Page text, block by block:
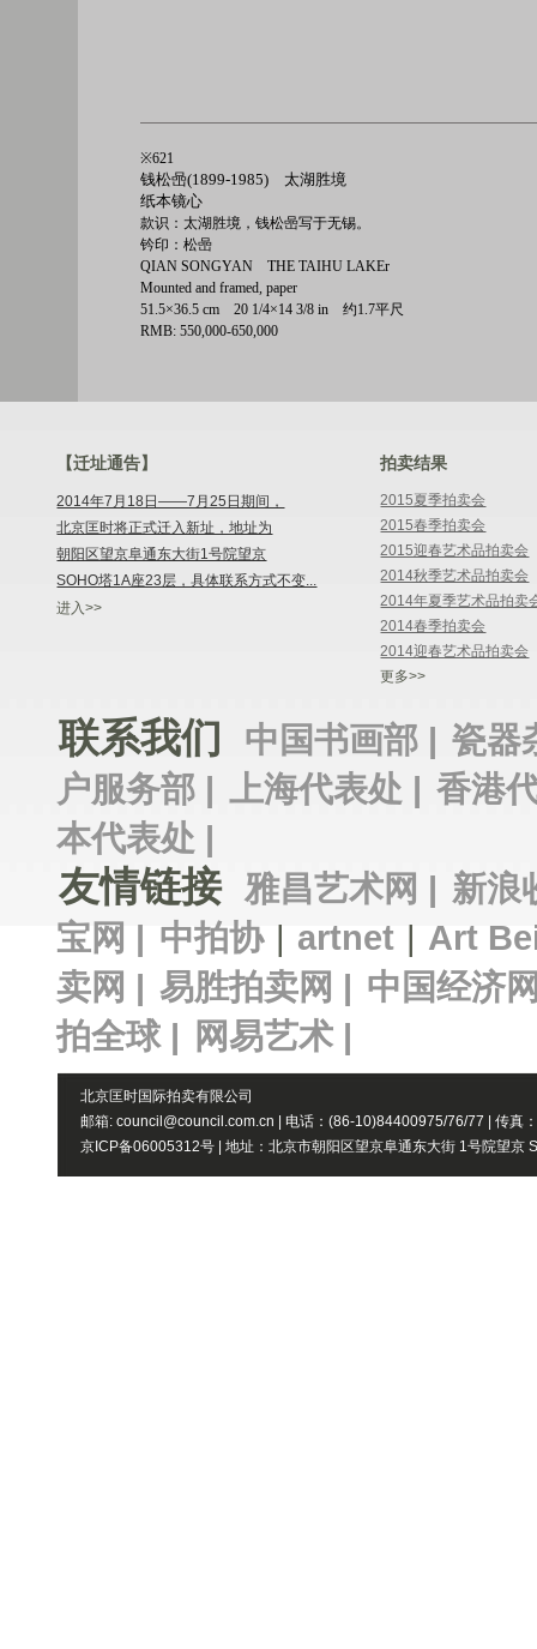
※621
钱松喦(1899-1985) 太湖胜境
纸本镜心
款识：太湖胜境，钱松喦写于无锡。
钤印：松喦
QIAN SONGYAN THE TAIHU LAKEr
Mounted and framed, paper
51.5×36.5 cm 20 1/4×14 3/8 in 约1.7平尺
RMB: 550,000-650,000
【迁址通告】
2014年7月18日——7月25日期间，
北京匡时将正式迁入新址，地址为
朝阳区望京阜通东大街1号院望京
SOHO塔1A座23层，具体联系方式不变...
进入>>
拍卖结果
2015夏季拍卖会
2015春季拍卖会
2015迎春艺术品拍卖会
2014秋季艺术品拍卖会
2014年夏季艺术品拍卖
2014春季拍卖会
2014迎春艺术品拍卖会
更多>>
联系我们 中国书画部 | 瓷器
户服务部 | 上海代表处 | 香港
本代表处 |
友情链接 雅昌艺术网 | 新浪
宝网 | 中拍协 | artnet | Art
卖网 | 易胜拍卖网 | 中国经济
拍全球 |
网易艺术 |
北京匡时国际拍卖有限公司
邮箱: council@council.com.cn | 电话：(86-10)84400975/76/77 | 传真
京ICP备06005312号 | 地址：北京市朝阳区望京阜通东大街 1号院望京